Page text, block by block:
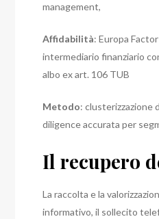
management,
Affidabilità: Europa
intermediario finanziario
albo ex art. 106 TUB
Metodo: clusterizzazione
diligence accurata per
Il recupero
La raccolta e la
informativo, il sollecito